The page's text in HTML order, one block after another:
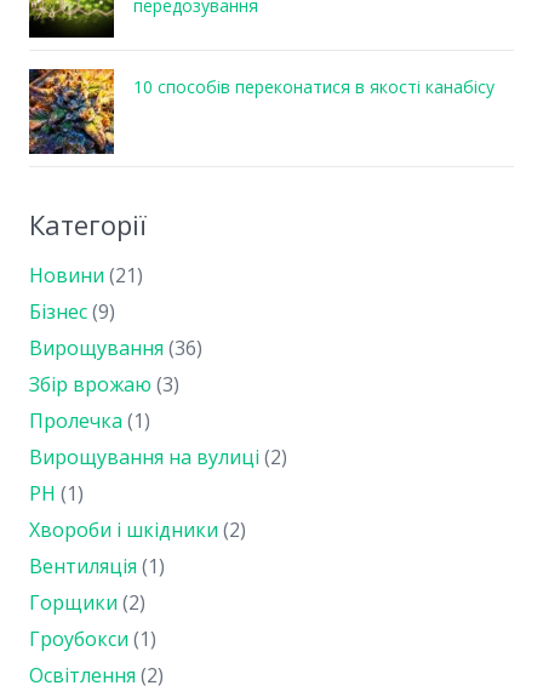
передозування
10 способів переконатися в якості канабісу
Категорії
Новини (21)
Бізнес(9)
Вирощування (36)
Збір врожаю (3)
Пролечка (1)
Вирощування на вулиці (2)
PH (1)
Хвороби і шкідники (2)
Вентиляція (1)
Горщики (2)
Гроубокси (1)
Освітлення (2)